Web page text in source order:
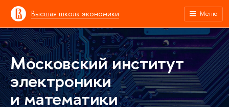
Высшая школа экономики Меню
Московский институт
электроники
и математики